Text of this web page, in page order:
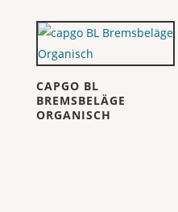
CAPGO BL
BREMSBELÄGE
ORGANISCH